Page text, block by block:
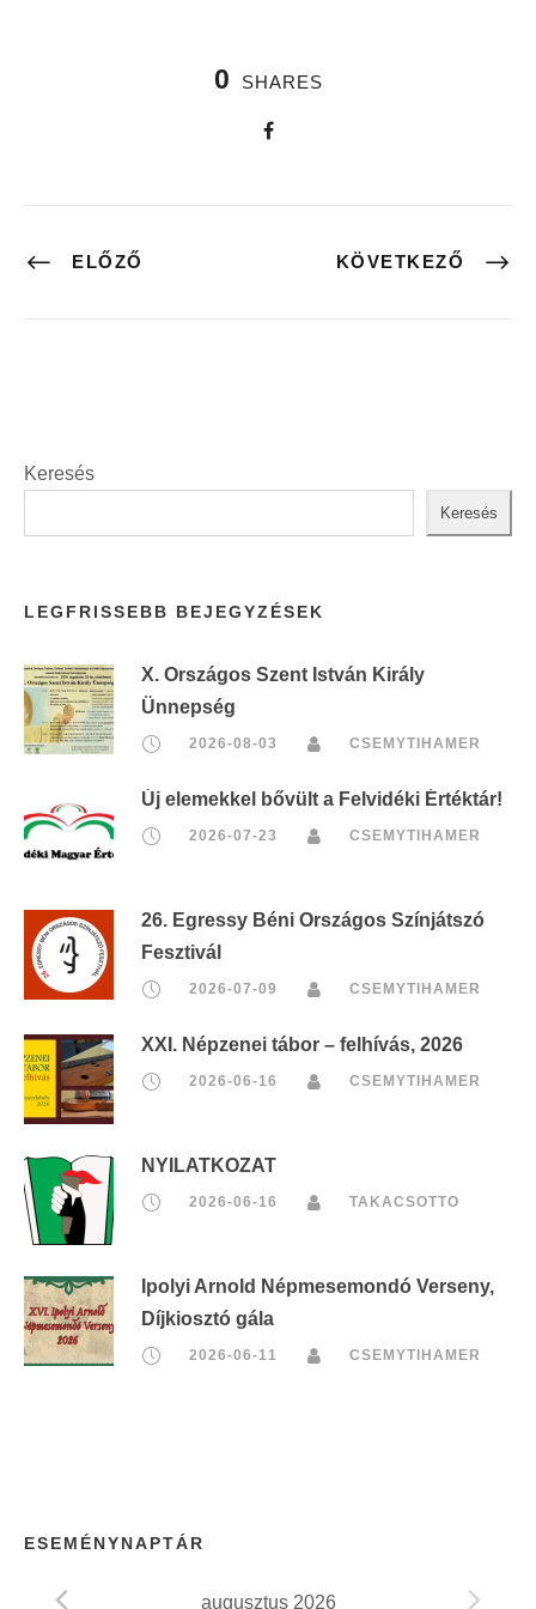
0 SHARES
ELŐZŐ KÖVETKEZŐ
Keresés
Keresés
LEGFRISSEBB BEJEGYZÉSEK
X. Országos Szent István Király
Ünnepség
2026-08-03 CSEMYTIHAMER
Új elemekkel bővült a Felvidéki Értéktár!
2026-07-23 CSEMYTIHAMER
26. Egressy Béni Országos Színjátszó
Fesztivál
2026-07-09 CSEMYTIHAMER
XXI. Népzenei tábor – felhívás, 2026
2026-06-16 CSEMYTIHAMER
NYILATKOZAT
2026-06-16 TAKACSOTTO
Ipolyi Arnold Népmesemondó Verseny,
Díjkiosztó gála
2026-06-11 CSEMYTIHAMER
ESEMÉNYNAPTÁR
augusztus 2026